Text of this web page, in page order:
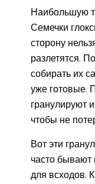
Наибольшую
Семечки
сторону
разлетятся.
собирать их
уже готовые.
гранулируют
чтобы не
Вот эти
часто
для всходов.